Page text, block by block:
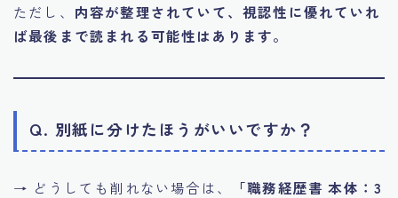
ただし、 内容が整理されていて、視認性に優れていれ
ば最後まで読まれる可能性はあります。
Q. 別紙に分けたほうがいいですか？
→ どうしても削れない場合は、
「職務経歴書 本体：3